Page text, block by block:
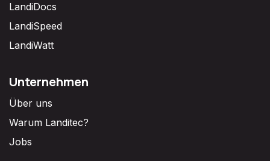
LandiDocs
LandiSpeed
LandiWatt
Unternehmen
Über uns
Warum Landitec?
Jobs